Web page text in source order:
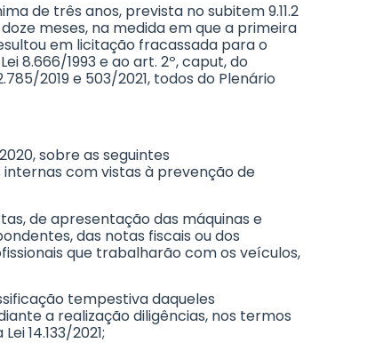
de três anos, prevista no subitem 9.11.2
meses, na medida em que a primeira
em licitação fracassada para o
8.666/1993 e ao art. 2º, caput, do
2019 e 503/2021, todos do Plenário
sobre as seguintes
com vistas à prevenção de
de apresentação das máquinas e
das notas fiscais ou dos
que trabalharão com os veículos,
tempestiva daqueles
a realização diligências, nos termos
14.133/2021;